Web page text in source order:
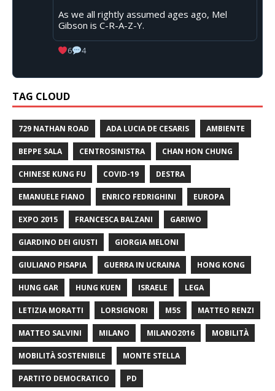
As we all rightly assumed ages ago, Mel
Gibson is C-R-A-Z-Y.
6 4
TAG CLOUD
729 NATHAN ROAD ADA LUCIA DE CESARIS AMBIENTE
BEPPE SALA CENTROSINISTRA CHAN HON CHUNG
CHINESE KUNG FU COVID-19 DESTRA
EMANUELE FIANO ENRICO FEDRIGHINI EUROPA
EXPO 2015 FRANCESCA BALZANI GARIWO
GIARDINO DEI GIUSTI GIORGIA MELONI
GIULIANO PISAPIA GUERRA IN UCRAINA HONG KONG
HUNG GAR HUNG KUEN ISRAELE LEGA
LETIZIA MORATTI LORSIGNORI M5S MATTEO RENZI
MATTEO SALVINI MILANO MILANO2016 MOBILITÀ
MOBILITÀ SOSTENIBILE MONTE STELLA
PARTITO DEMOCRATICO PD